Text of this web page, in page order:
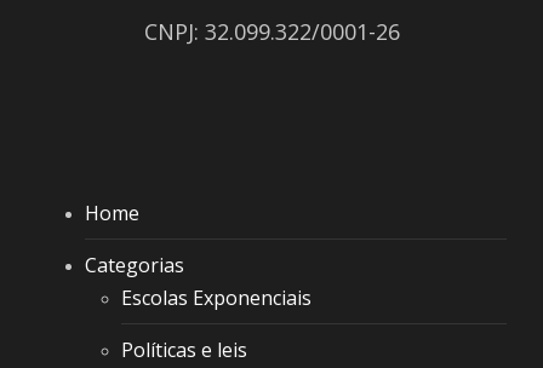
CNPJ: 32.099.322/0001-26
Home
Categorias
Escolas Exponenciais
Políticas e leis